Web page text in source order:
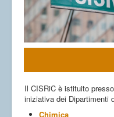
Laboratori
Servizi
Gallery
News
Contatti
Il CISRiC è istituito
iniziativa dei Dipartimenti
Chimica